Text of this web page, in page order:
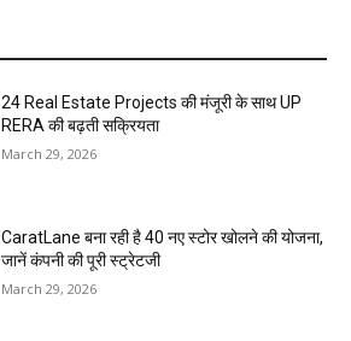
24 Real Estate Projects की मंजूरी के साथ UP
RERA की बढ़ती सक्रियता
March 29, 2026
CaratLane बना रही है 40 नए स्टोर खोलने की योजना,
जानें कंपनी की पूरी स्ट्रेटजी
March 29, 2026